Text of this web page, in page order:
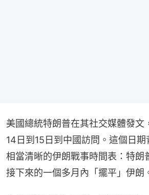
美國總統特朗普在其社交媒體發文
14日到15日到中國訪問。這個日
相當清晰的伊朗戰事時間表：特朗
接下來的一個多月內「擺平」伊朗